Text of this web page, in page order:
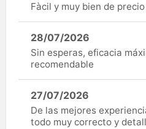
Fàcil y muy bien de precio
28/07/2026
Sin esperas, eficacia
recomendable
27/07/2026
De las mejores
todo muy correcto y